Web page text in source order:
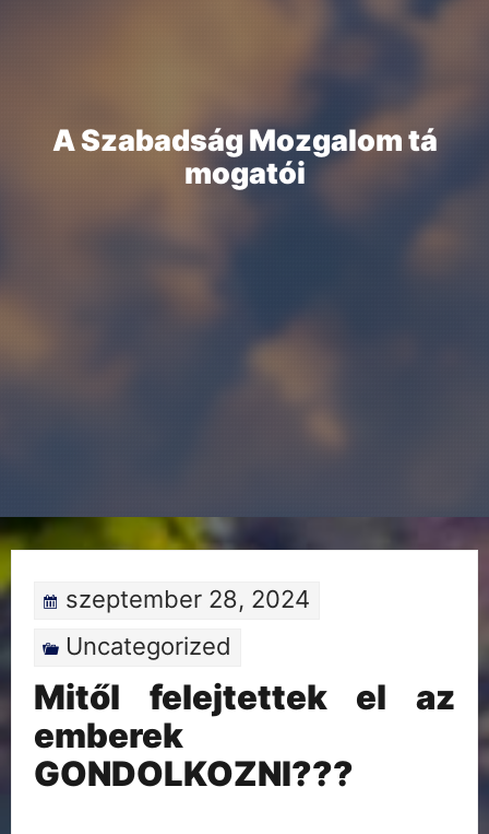
ASzabadságMozgalomtá
mogatói
szeptember 28, 2024
Uncategorized
Mitől felejtettek el az
emberek
GONDOLKOZNI???